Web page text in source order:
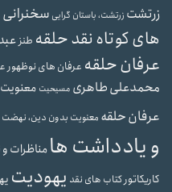
زرتشت زرتشت، باستان گرایی
های کوتاه نقد حلقه طنز
عرفان حلقه عرفان های نوظهور
محمدعلی طاهری مسیحیت معنویت
عرفان حلقه معنویت بدون دین، نهضت
و یادداشت هامناظرات
کاریکاتور کتاب های نقد یهودیت